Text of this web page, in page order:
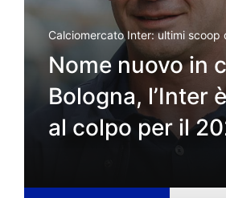
Calciomercato Inter: ultimi scoop
Nome nuovo in
Bologna, l’Inter
al colpo per il